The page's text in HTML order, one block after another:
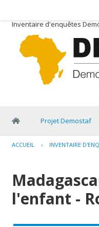
Inventaire d'enquêtes
Projet Demostaf
ACCUEIL › INVENTAIRE
l'enfant -